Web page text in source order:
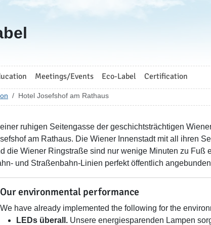
Meetings/Events Eco-Label Certification
Hotel Josefshof am Rathaus
einer ruhigen Seitengasse der geschichtsträchtigen
am Rathaus. Die Wiener Innenstadt mit all ihren
die Wiener Ringstraße sind nur wenige Minuten zu
und Straßenbahn-Linien perfekt öffentlich
Our environmental performance
We have already implemented the following for the
LEDs überall. Unsere energiesparenden Lampen